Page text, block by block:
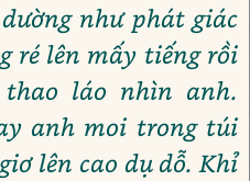
như phát giác
ré lên mấy tiếng rồi
láo nhìn anh.
anh moi trong túi
lên cao dụ dỗ. Khỉ